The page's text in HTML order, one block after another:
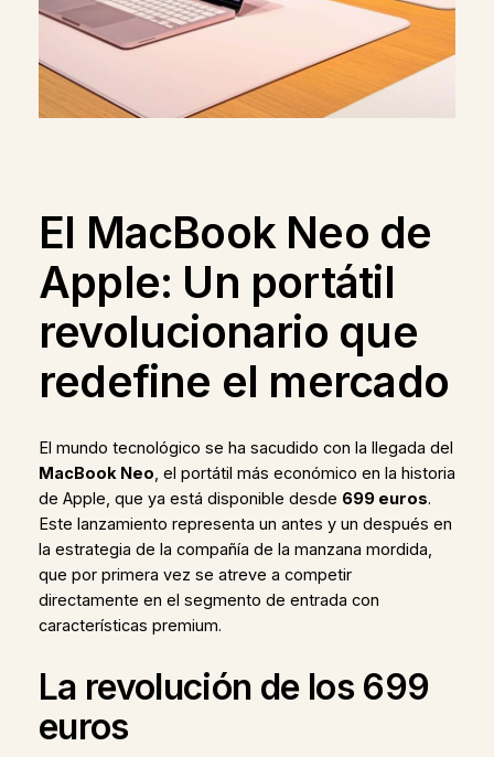
El MacBook Neo de
Apple: Un portátil
revolucionario que
redefine el mercado
El mundo tecnológico se ha sacudido con la llegada del
MacBook Neo , el portátil más económico en la historia
de Apple, que ya está disponible desde 699 euros.
Este lanzamiento representa un antes y un después en
la estrategia de la compañía de la manzana mordida,
que por primera vez se atreve a competir
directamente en el segmento de entrada con
características premium.
La revolución de los 699
euros